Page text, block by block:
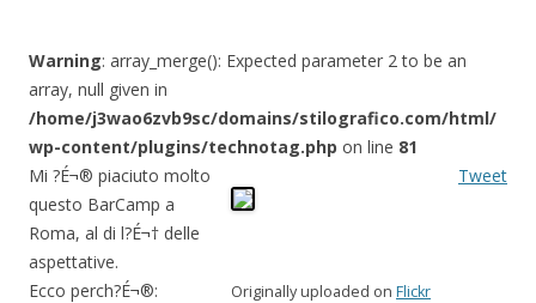
Warning: array_merge(): Expected parameter 2 to be an
array, null given in
/home/j3wao6zvb9sc/domains/stilografico.com/html/
wp-content/plugins/technotag.php on line 81
Tweet
Originally uploaded on Flickr
Mi ?É¬® piaciuto molto
questo BarCamp a
Roma, al di l?É¬† delle
aspettative.
Ecco perch?É¬®: